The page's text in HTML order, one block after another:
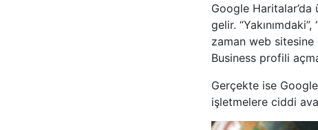
Google
gelir.
zaman web
Business profili
Gerçekte ise
işletmelere ciddi